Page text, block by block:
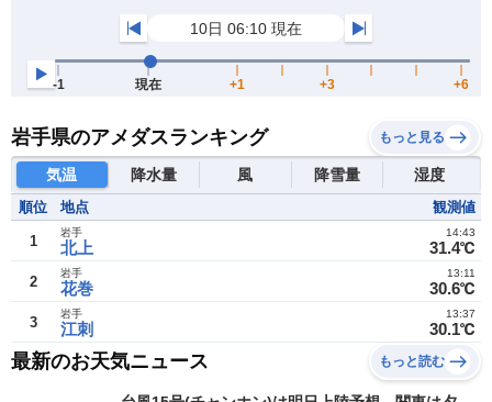
岩手県のアメダスランキング もっと見る
気温 降水量 風 降雪量 湿度
順位 地点 観測値
1 北上
岩手
31.4℃
14:43
2 花巻
岩手
30.6℃
13:11
3 江刺
岩手
30.1℃
13:37
最新のお天気ニュース もっと読む